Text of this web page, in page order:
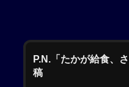
P.N.「たかが給食、
稿